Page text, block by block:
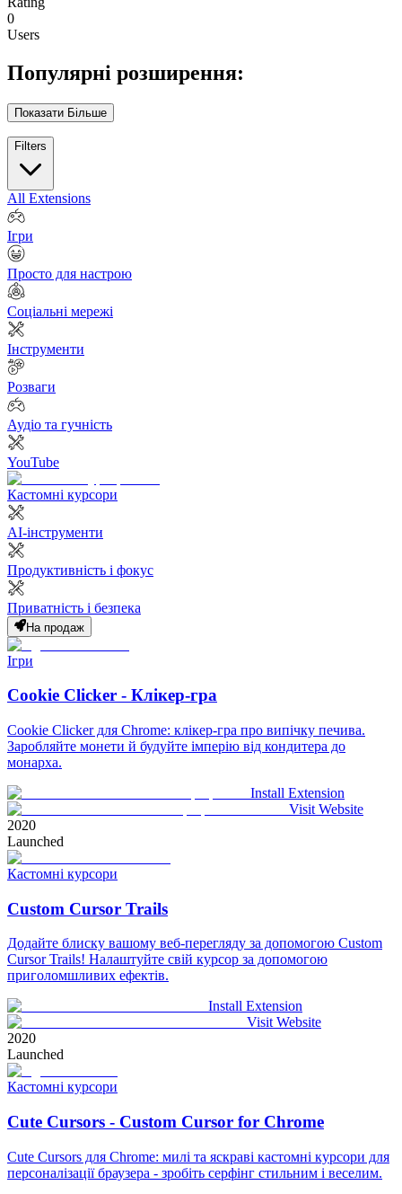
0
Users
Популярні розширення:
Показати Більше
Filters
All Extensions
Ігри
Просто для настрою
Соціальні мережі
Інструменти
Розваги
Аудіо та гучність
YouTube
Кастомні курсори
AI-інструменти
Продуктивність і фокус
Приватність і безпека
На продаж
Ігри
Cookie Clicker - Клікер-гра
Cookie Clicker для Chrome: клікер-гра про випічку печива.
Заробляйте монети й будуйте імперію від кондитера до
монарха.
Install Extension
Visit Website
2020
Launched
Кастомні курсори
Custom Cursor Trails
Додайте блиску вашому веб-перегляду за допомогою Custom
Cursor Trails! Налаштуйте свій курсор за допомогою
приголомшливих ефектів.
Install Extension
Visit Website
2020
Launched
Кастомні курсори
Cute Cursors - Custom Cursor for Chrome
Cute Cursors для Chrome: милі та яскраві кастомні курсори для
персоналізації браузера - зробіть серфінг стильним і веселим.